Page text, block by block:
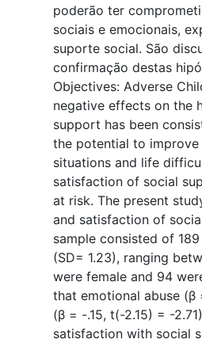
poderão ter
sociais e emocionais,
suporte social. São
confirmação destas
Objectives: Adverse
negative effects on the
support has been
the potential to
situations and life
satisfaction of social
at risk. The present
and satisfaction of
sample consisted of
(SD= 1.23), ranging
were female and 94
that emotional abuse
(β = -.15, t(-2.15) = -
satisfaction with social